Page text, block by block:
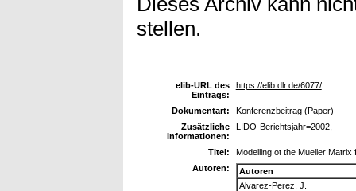
stellen.
elib-URL des
Eintrags:
https://elib.dlr.de/6077/
Dokumentart:
Konferenzbeitrag (Paper)
Zusätzliche
Informationen:
LIDO-Berichtsjahr=2002,
Titel:
Modelling ot the Mueller
Autoren:
Autoren
Alvarez-Perez, J.